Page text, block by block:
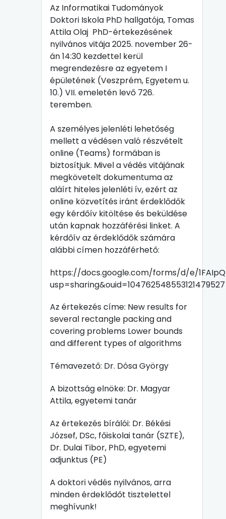
Az Informatikai Tudományok
Doktori Iskola PhD hallgatója, Tomas
Attila Olaj PhD-értekezésének
nyilvános vitája 2025. november 26-
án 14:30 kezdettel kerül
megrendezésre az egyetem I
épületének (Veszprém, Egyetem u.
10.) VII. emeletén levő 726.
teremben.
A személyes jelenléti lehetőség
mellett a védésen való részvételt
online (Teams) formában is
biztosítjuk. Mivel a védés vitájának
megkövetelt dokumentuma az
aláírt hiteles jelenléti ív, ezért az
online közvetítés iránt érdeklődők
egy kérdőív kitöltése és beküldése
után kapnak hozzáférési linket. A
kérdőív az érdeklődők számára
alábbi címen hozzáférhető:
https://docs.google.com/forms/d/e/
usp=sharing&ouid=104762548553121479527
Az értekezés címe: New results for
several rectangle packing and
covering problems Lower bounds
and different types of algorithms
Témavezető: Dr. Dósa György
A bizottság elnöke: Dr. Magyar
Attila, egyetemi tanár
Az értekezés bírálói: Dr. Békési
József, DSc, főiskolai tanár (SZTE),
Dr. Dulai Tibor, PhD, egyetemi
adjunktus (PE)
A doktori védés nyilvános, arra
minden érdeklődőt tisztelettel
meghívunk!